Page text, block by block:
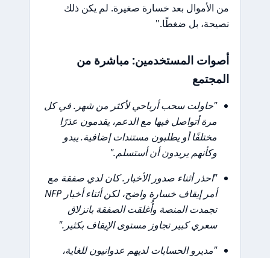
من الأموال بعد خسارة صغيرة. لم يكن ذلك
نصيحة، بل ضغطًا."
أصوات المستخدمين: مباشرة من
المجتمع
"حاولت سحب أرباحي لأكثر من شهر. في كل
مرة أتواصل فيها مع الدعم، يقدمون عذرًا
مختلفًا أو يطلبون مستندات إضافية. يبدو
وكأنهم يريدون أن أستسلم."
"احذر أثناء صدور الأخبار. كان لدي صفقة مع
أمر إيقاف خسارة واضح، لكن أثناء أخبار NFP
تجمدت المنصة وأُغلقت الصفقة بانزلاق
سعري كبير تجاوز مستوى الإيقاف بكثير."
"مديرو الحسابات لديهم عدوانيون للغاية،